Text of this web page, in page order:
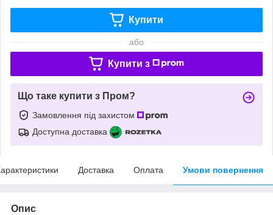
Купити
або
Купити з
Що таке купити з Пром?
Замовлення під захистом
Доступна доставка
Доставка Оплата Умови повернення
Опис